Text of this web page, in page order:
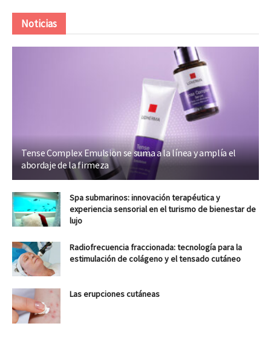
Noticias
Tense Complex Emulsion se suma a la línea y amplía el
abordaje de la firmeza
Spa submarinos: innovación terapéutica y
experiencia sensorial en el turismo de bienestar de
lujo
Radiofrecuencia fraccionada: tecnología para la
estimulación de colágeno y el tensado cutáneo
Las erupciones cutáneas